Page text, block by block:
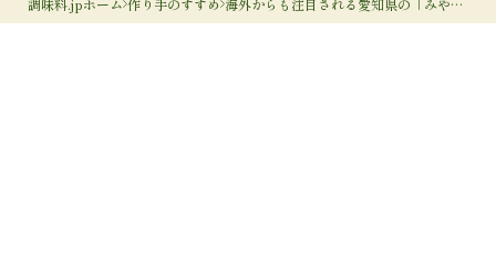
調味料.jpホーム 作り手のすすめ 海外からも注目される愛知県の「みやもと糀店」——農から始まる味噌作りと黒麹